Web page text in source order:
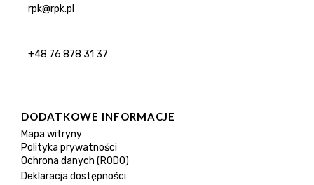
rpk@rpk.pl
+48 76 878 31 37
DODATKOWE INFORMACJE
Mapa witryny
Polityka prywatności
Ochrona danych (RODO)
Deklaracja dostępności